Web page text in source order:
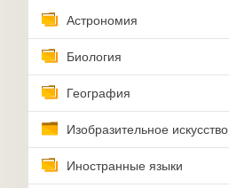
Астрономия
Биология
География
Изобразительное искусство
Иностранные языки